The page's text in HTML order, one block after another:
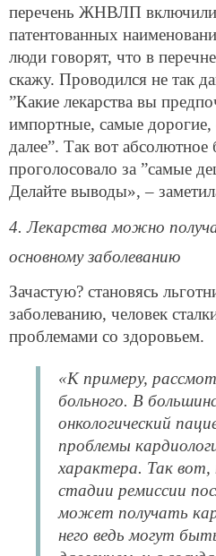
перечень ЖНВЛП
патентованных
люди говорят, что в
скажу. Проводился не так
”Какие лекарства вы
импортные, самые дорогие,
далее”. Так вот
проголосовало за ”самые
Делайте выводы», –
4. Лекарства можно
основному заболеванию
Зачастую? становясь
заболеванию, человек
проблемами со здоровьем.
«К примеру,
больного. В
онкологический
проблемы
характера. Так вот,
стадии ремиссии
может получать
него ведь могут